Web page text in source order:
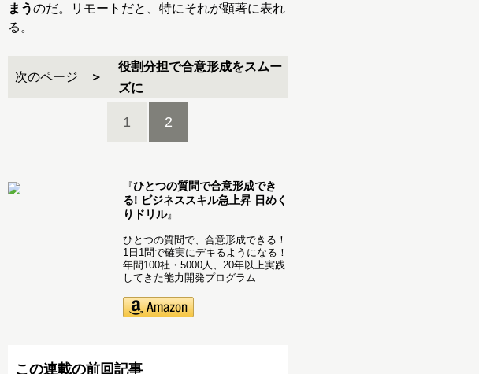
まうのだ。リモートだと、特にそれが顕著に表れ
る。
次のページ
役割分担で合意形成をスムー
ズに
1 2
『ひとつの質問で合意形成でき
る! ビジネススキル急上昇 日めく
りドリル』
ひとつの質問で、合意形成できる！
1日1問で確実にデキるようになる！
年間100社・5000人、20年以上実践
してきた能力開発プログラム
この連載の前回記事